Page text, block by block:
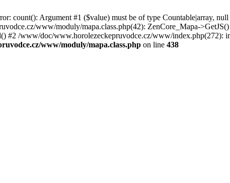
count(): Argument #1 ($value) must be of type Countable|array,
www/moduly/mapa.class.php(42): ZenCore_Mapa-
#2 /www/doc/www.horolezeckepruvodce.cz/www/
www/moduly/mapa.class.php on line 438